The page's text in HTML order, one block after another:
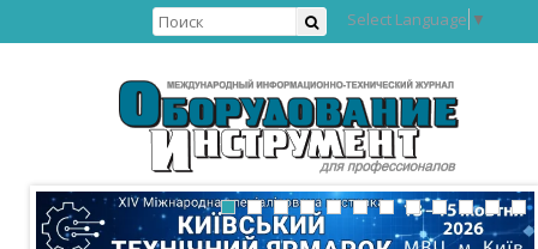
Select Language ▼